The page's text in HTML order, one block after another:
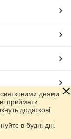
днями
приймати
додаткові
в будні дні.